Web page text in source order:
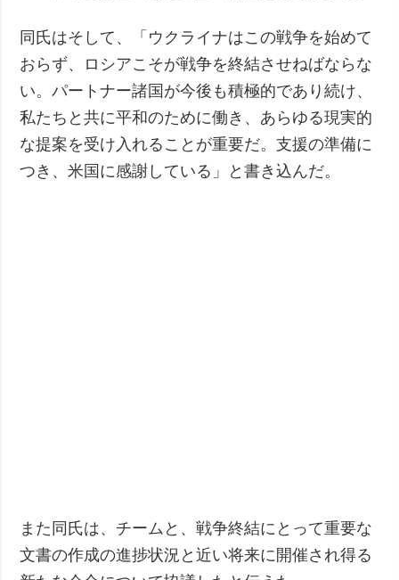
同氏はそして、「ウクライナはこの戦争を始めて
おらず、ロシアこそが戦争を終結させねばならな
い。パートナー諸国が今後も積極的であり続け、
私たちと共に平和のために働き、あらゆる現実的
な提案を受け入れることが重要だ。支援の準備に
つき、米国に感謝している」と書き込んだ。
また同氏は、チームと、戦争終結にとって重要な
文書の作成の進捗状況と近い将来に開催され得る